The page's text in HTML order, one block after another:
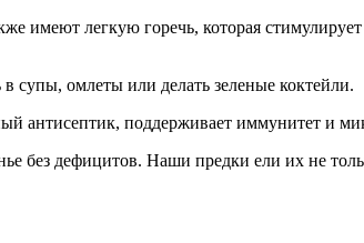
имеют легкую горечь, которая
супы, омлеты или делать зеленые коктейли.
антисептик, поддерживает иммунитет и
без дефицитов. Наши предки ели их не